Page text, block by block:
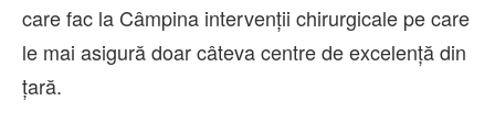
care fac la Câmpina intervenții chirurgicale pe care
le mai asigură doar câteva centre de excelență din
țară.